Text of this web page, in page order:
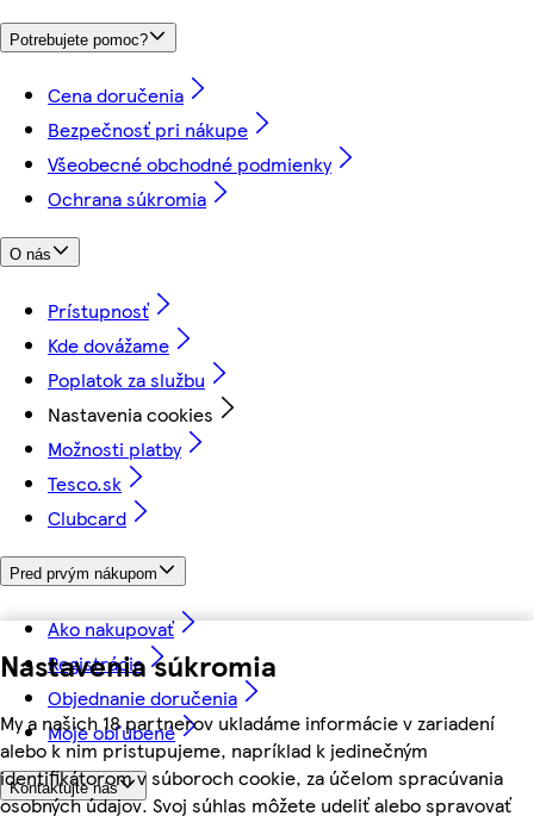
Nastavenia súkromia
My a našich 18 partnerov ukladáme informácie v zariadení
alebo k nim pristupujeme, napríklad k jedinečným
identifikátorom v súboroch cookie, za účelom spracúvania
osobných údajov. Svoj súhlas môžete udeliť alebo spravovať
Potrebujete pomoc?
Cena doručenia
Bezpečnosť pri nákupe
Všeobecné obchodné podmienky
Ochrana súkromia
O nás
Prístupnosť
Kde dovážame
Poplatok za službu
Nastavenia cookies
Možnosti platby
Tesco.sk
Clubcard
Pred prvým nákupom
Ako nakupovať
Registrácia
Objednanie doručenia
Moje obľúbené
Kontaktujte nás